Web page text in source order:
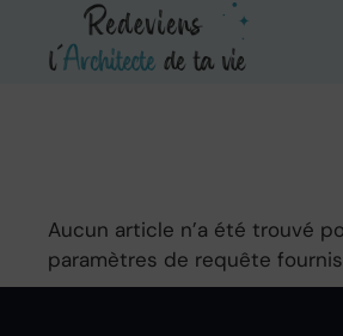
contenu
Aucun article n’a été trouvé
paramètres de requête